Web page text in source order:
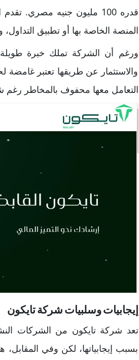
قدره 100 مليون جنيه
المنصة الخاصة بها أو تطبيق
ورغم أن الشركة تملك خبرة
والاستثمار عن طريقها تعتبر
التعامل معها محفوف بالمخاطر رغم
إيجابيات وسلبيات شركة تايكون
تعد شركة تايكون من الشركات
بسبب إيجابياتها، لكن وفي